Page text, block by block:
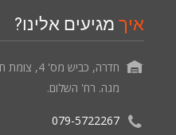
איך מגיעים אלינו?
חדרה, כביש
מגה. רח' השלום.
079-5722267